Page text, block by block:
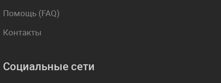
Помощь (FAQ)
Контакты
Социальные сети